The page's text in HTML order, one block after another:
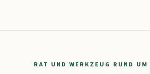
RAT UND WERKZEUG RUND